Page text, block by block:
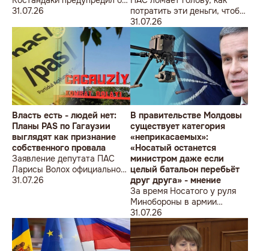
новой волне роста цен
31.07.26
потратить эти деньги, чтобы
оппозиция меньше ворчала,
ведь полмиллиарда
незаметно в карман не
положишь
31.07.26
Власть есть - людей нет:
Планы PAS по Гагаузии
выглядят как признание
собственного провала
Заявление депутата ПАС
Ларисы Волох официально
подтвердило провал
31.07.26
В правительстве Молдовы
существует категория
«неприкасаемых»:
«Носатый останется
министром даже если
целый батальон перебьёт
друг друга» - мнение
За время Носатого у руля
Минобороны в армии
погибли 9 человек в мирное
время, включая
несовершеннолетнего
юношу
31.07.26